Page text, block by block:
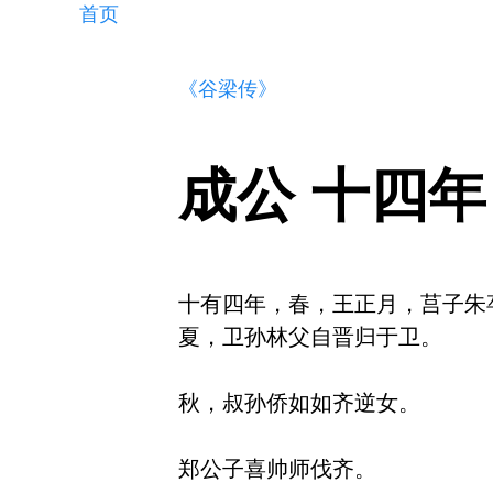
首页
《谷梁传》
成公 十四年
十有四年，春，王正月，莒子朱
夏，卫孙林父自晋归于卫。
秋，叔孙侨如如齐逆女。
郑公子喜帅师伐齐。